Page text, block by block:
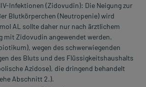
Infektionen (Zidovudin): Die Neigung zur
Blutkörperchen (Neutropenie) wird
AL sollte daher nur nach ärztlichem
mit Zidovudin angewendet werden.
wegen des schwerwiegenden
des Bluts und des Flüssigkeitshaushalts
Azidose), die dringend behandelt
Abschnitt 2.).